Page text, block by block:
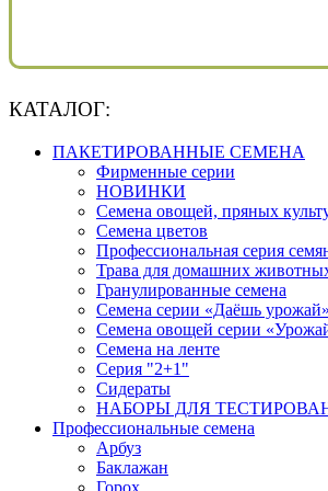
КАТАЛОГ:
ПАКЕТИРОВАННЫЕ СЕМЕНА
Фирменные серии
НОВИНКИ
Семена овощей, пряных
Семена цветов
Профессиональная серия
Трава для домашних
Гранулированные семена
Семена серии «Даёшь урожай»
Семена овощей серии
Семена на ленте
Серия "2+1"
Сидераты
НАБОРЫ ДЛЯ
Профессиональные семена
Арбуз
Баклажан